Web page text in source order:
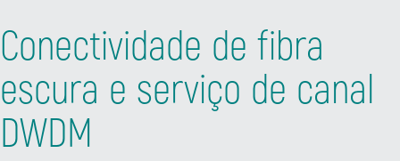
Conectividade de fibra
escura e serviço de canal
DWDM